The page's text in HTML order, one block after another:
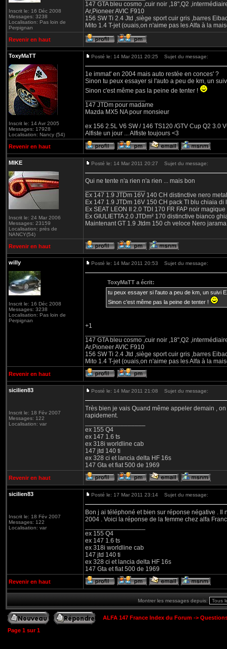
Inscrit le: 16 Déc 2008
Messages: 3238
Localisation: Pas loin de
Perpignan
147 GTA bleu cosmo ,cuir noir ,18",Q2
Ar,Pioneer AVIC F910
156 SW Ti 2.4 Jtd ,siège sport cuir gris ,barres
Mito 1.4 T-jet (ouais,on n'aime pas les Alfa à la
Revenir en haut
ToxyMaTT
Inscrit le: 14 Avr 2005
Messages: 17928
Localisation: Nancy (54)
Posté le: 14 Mar 2011 20:25 Sujet du message:
1e immat' en 2004 mais auto restée en conces' ?
Sinon tu peux essayer si l'auto a peu de km, un
Sinon c'est même pas la peine de tenter !
147 JTDm pour madame
Mazda MX5 NA pour monsieur
ex 156 2.5L V6 SW / 146 TS120 /GTV Cup Q2 3.0
Alfiste un jour ... Alfiste toujours <3
Revenir en haut
MIKE
Inscrit le: 24 Mar 2006
Messages: 23159
Localisation: près de
NANCY(54)
Posté le: 14 Mar 2011 20:27 Sujet du message:
Qui ne tente n'a rien n'a rien ... mais bon
Ex 147 1.9 JTDm 16V 140 CH distinctive nero
Ex 147 1.9 JTDm 16V 150 CH pack TI blu chiaia di
Ex SEAT LEON II 2.0 TDI 170 FR FAP noir magique
Ex GIULIETTA 2.0 JTDm² 170 distinctive bianco
Maintenant GT 1.9 Jtdm 150 ch veloce Nero jarama
Revenir en haut
willy
Inscrit le: 16 Déc 2008
Messages: 3238
Localisation: Pas loin de
Perpignan
Posté le: 14 Mar 2011 20:53 Sujet du message:
ToxyMaTT a écrit:
tu peux essayer si l'auto a peu de km, un suivi
Sinon c'est même pas la peine de tenter !
+1
147 GTA bleu cosmo ,cuir noir ,18",Q2
Ar,Pioneer AVIC F910
156 SW Ti 2.4 Jtd ,siège sport cuir gris ,barres
Mito 1.4 T-jet (ouais,on n'aime pas les Alfa à la
Revenir en haut
sicilien83
Inscrit le: 18 Fév 2007
Messages: 122
Localisation: var
Posté le: 14 Mar 2011 21:08 Sujet du message:
Très bien je vais Quand même appeler demain ,
rapidement.
ex 155 Q4
ex 147 1.6 ts
ex 318i worldline cab
147 jtd 140 ti
ex 328 ci et lancia delta HF 16s
147 Gta et fiat 500 de 1969
Revenir en haut
sicilien83
Inscrit le: 18 Fév 2007
Messages: 122
Localisation: var
Posté le: 17 Mar 2011 23:14 Sujet du message:
Bon j ai téléphoné et bien sur réponse négative .
2004 . Voici la réponse de la femme chez alfa
ex 155 Q4
ex 147 1.6 ts
ex 318i worldline cab
147 jtd 140 ti
ex 328 ci et lancia delta HF 16s
147 Gta et fiat 500 de 1969
Revenir en haut
Montrer les messages depuis:
ALFA 147 France Index du Forum ->
Page 1 sur1